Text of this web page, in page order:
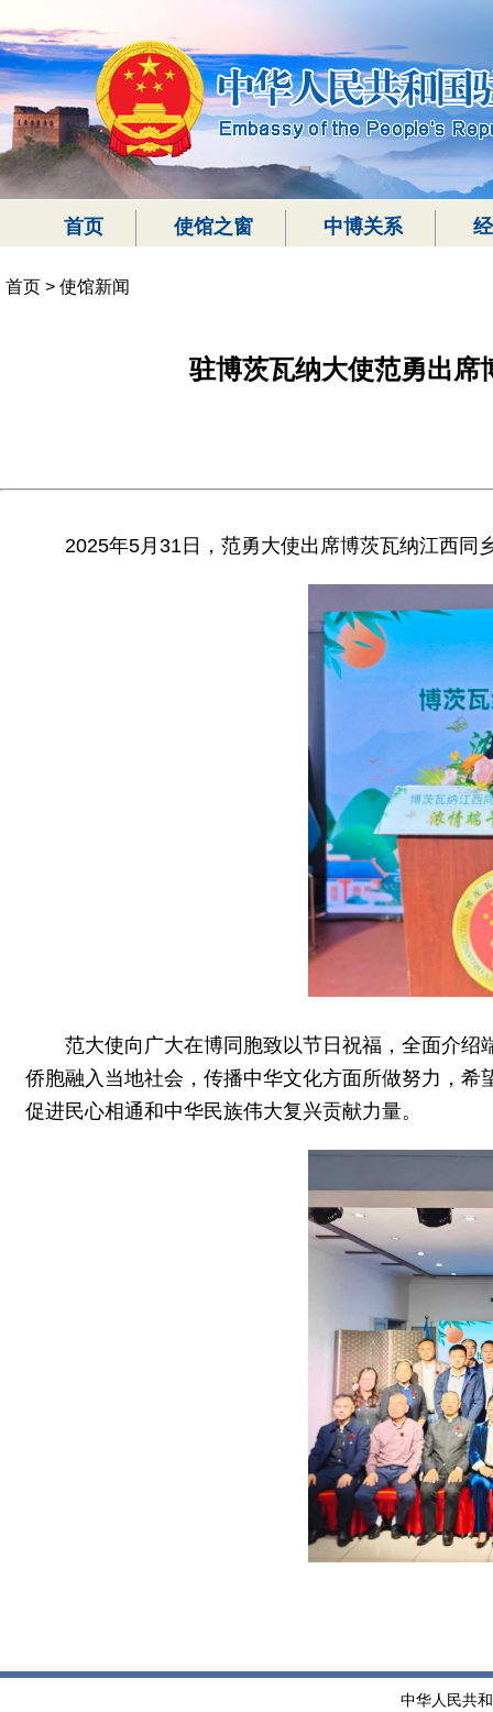
首页 使馆之窗 中博关系
首页 > 使馆新闻
驻博茨瓦纳大使范勇出席
2025年5月31日，范勇大使出席博茨瓦纳江西同
范大使向广大在博同胞致以节日祝福，全面介
侨胞融入当地社会，传播中华文化方面所做努力，
促进民心相通和中华民族伟大复兴贡献力量。
中华人民共